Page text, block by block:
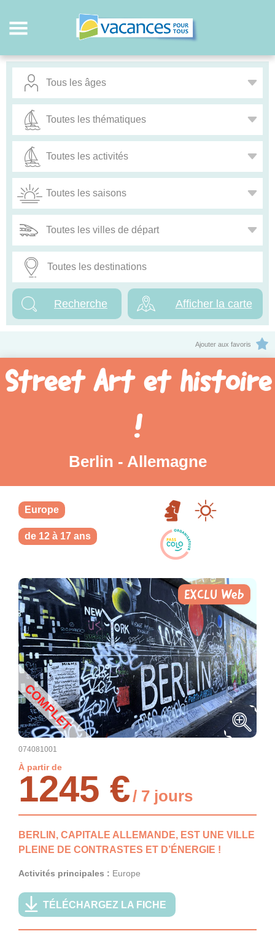
Afficher la carte
Ajouter aux favoris
Street Art et histoire
!
Berlin - Allemagne
Europe
de 12 à 17 ans
EXCLU Web
COMPLET
074081001
À partir de
1245 €/ 7 jours
BERLIN, CAPITALE ALLEMANDE, EST UNE VILLE
PLEINE DE CONTRASTES ET D’ÉNERGIE !
Activités principales : Europe
TÉLÉCHARGEZ LA FICHE